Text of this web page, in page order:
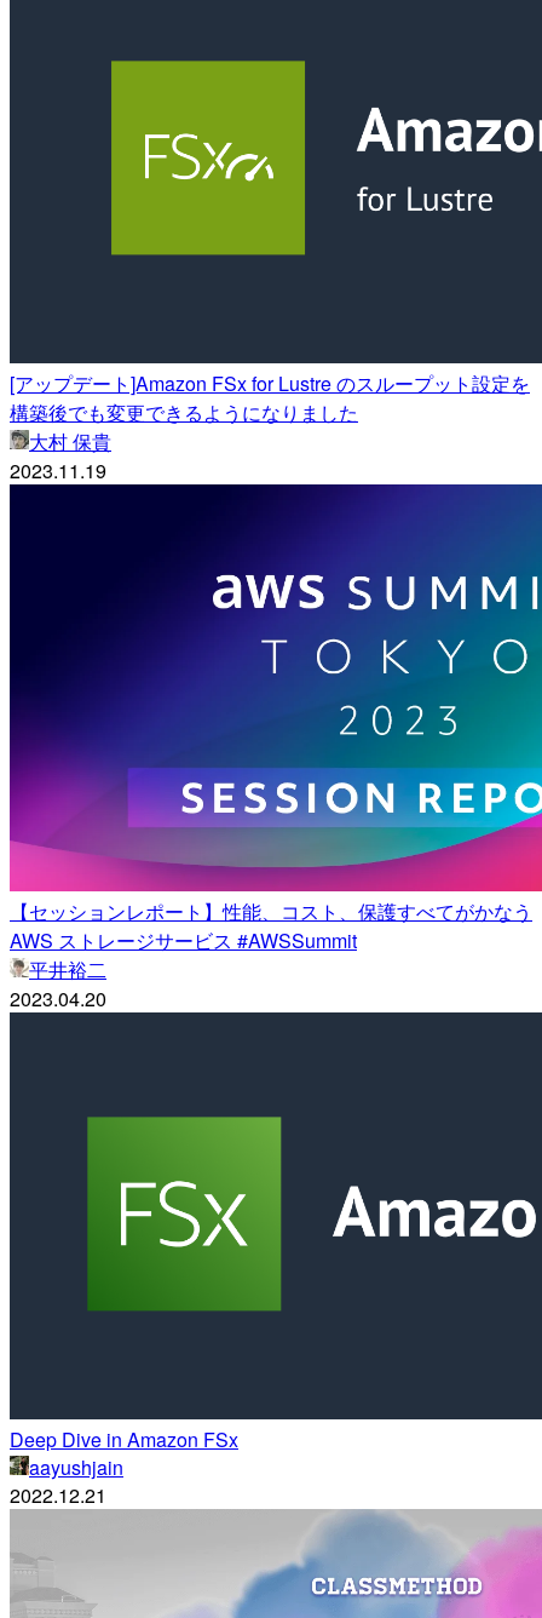
[アップデート]Amazon FSx for Lustre のスループット設定を
構築後でも変更できるようになりました
大村 保貴
2023.11.19
【セッションレポート】性能、コスト、保護すべてがかなう
AWS ストレージサービス #AWSSummit
平井裕二
2023.04.20
Deep Dive in Amazon FSx
aayushjain
2022.12.21